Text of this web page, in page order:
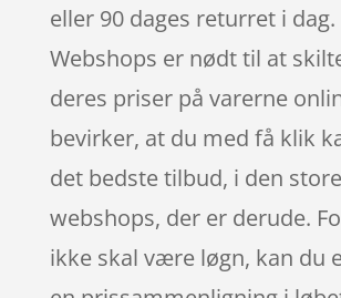
eller 90 dages returret i dag.
Webshops er nødt til at
deres priser på varerne
bevirker, at du med få klik
det bedste tilbud, i den
webshops, der er derude.
ikke skal være løgn, kan du